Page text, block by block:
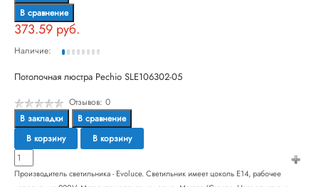
В сравнение
373.59 руб.
Наличие:
Потолочная люстра Pechio SLE106302-05
Отзывов: 0
В закладки
В сравнение
В корзину
В корзину
Производитель светильника - Evoluce. Светильник имеет цоколь E14, рабочее